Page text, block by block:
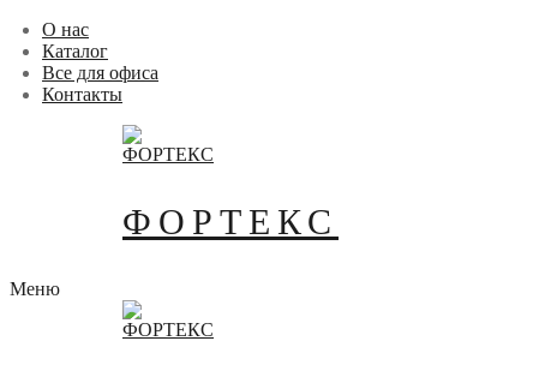
Перейти
содержимому
Меню
Закрыть
О нас
Каталог
Все для офиса
Контакты
ФОРТЕКС
Меню